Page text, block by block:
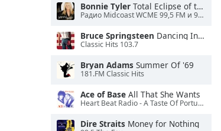
Bonnie Tyler Total Eclipse of the Heart
Радио Midcoast WCME 99,5 FM и 900 AM
Bruce Springsteen Dancing In the Dark
Classic Hits 103.7
Bryan Adams Summer Of '69
181.FM Classic Hits
Ace of Base All That She Wants
Heart Beat Radio - A Taste Of Portugal
Dire Straits Money for Nothing